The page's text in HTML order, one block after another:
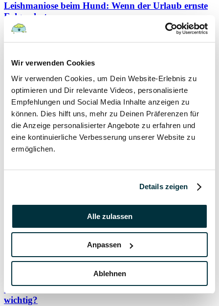
Wir verwenden Cookies
Wir verwenden Cookies, um Dein Website-Erlebnis zu
optimieren und Dir relevante Videos, personalisierte
Empfehlungen und Social Media Inhalte anzeigen zu
können. Dies hilft uns, mehr zu Deinen Präferenzen für
die Anzeige personalisierter Angebote zu erfahren und
eine kontinuierliche Verbesserung unserer Website zu
ermöglichen.
Details zeigen
Alle zulassen
Anpassen
Ablehnen
Leishmaniose beim Hund: Wenn der Urlaub ernste
Folgen hat
Hunde
Hundefutter und Wasser im Urlaub: Worauf sollte
besonders geachtet werden?
Hunde
15 August 2022
Vitamin B für den Hund: Für was ist es wichtig?
Taurin für Hunde: Was ist das und warum ist es
wichtig?